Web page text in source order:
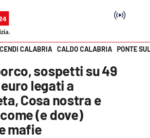
CALABRIA CALDO CALABRIA PONTE
sospetti su 49
legati a
Cosa nostra e
(e dove)
mafie